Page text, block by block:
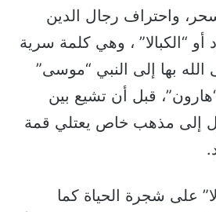
واحتراف رجال الدين
أو “الكبالا” ، وهي كلمة سرية
الله بها إلى النبي “موسى”
قبل أن تشيع بين
إلى مذهب خاص يعتلي قمة
على شجرة الحياة كما